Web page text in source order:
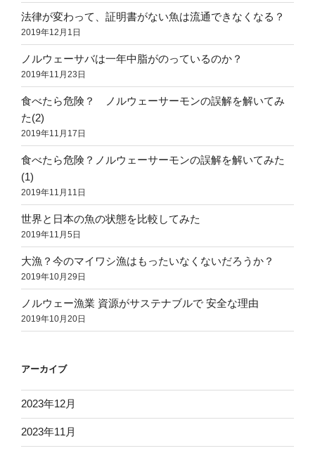
法律が変わって、証明書がない魚は流通できなくなる？
2019年12月1日
ノルウェーサバは一年中脂がのっているのか？
2019年11月23日
食べたら危険？ ノルウェーサーモンの誤解を解いてみ
た(2)
2019年11月17日
食べたら危険？ノルウェーサーモンの誤解を解いてみた
(1)
2019年11月11日
世界と日本の魚の状態を比較してみた
2019年11月5日
大漁？今のマイワシ漁はもったいなくないだろうか？
2019年10月29日
ノルウェー漁業 資源がサステナブルで 安全な理由
2019年10月20日
アーカイブ
2023年12月
2023年11月